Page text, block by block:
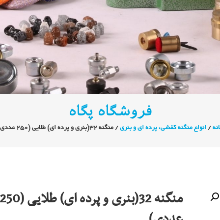
فروشگاه پگاه
/انواع منگنه کفشی، پرده ای و بنری / منگنه 32(بنری و پرده ای) طلایی (250 عددی)
منگنه 32(بنری و پرده ای)